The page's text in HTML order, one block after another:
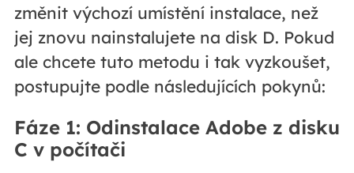
změnit výchozí umístění instalace, než
jej znovu nainstalujete na disk D. Pokud
ale chcete tuto metodu i tak vyzkoušet,
postupujte podle následujících pokynů:
Fáze 1: Odinstalace Adobe z disku
C v počítači